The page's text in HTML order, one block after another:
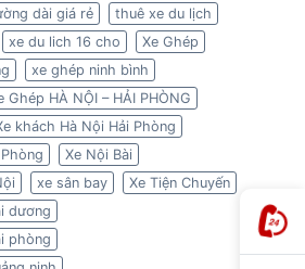
dài giá rẻ
thuê xe du lịch
xe du lich 16 cho
Xe Ghép
xe ghép ninh bình
Ghép HÀ NỘI – HẢI PHÒNG
khách Hà Nội Hải Phòng
Xe Nội Bài
xe sân bay
Xe Tiện Chuyến
dương
phòng